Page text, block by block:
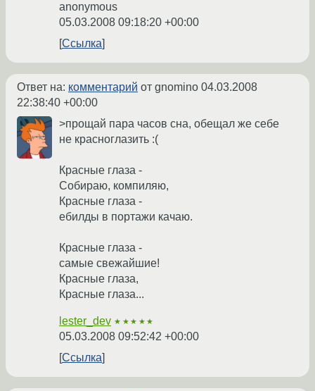
anonymous
05.03.2008 09:18:20 +00:00
Ссылка
Ответ на: комментарий от gnomino 04.03.2008
22:38:40 +00:00
>прощай пара часов сна, обещал же себе
не красноглазить :(
Красные глаза -
Собираю, компиляю,
Красные глаза -
ебилды в портажи качаю.
Красные глаза -
самые свежайшие!
Красные глаза,
Красные глаза...
lester_dev ★★★★★
05.03.2008 09:52:42 +00:00
Ссылка